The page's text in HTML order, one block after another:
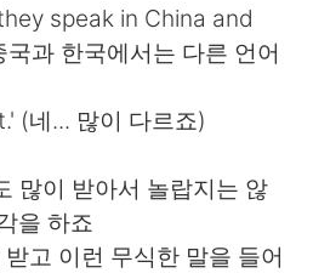
Türkçespeak in China and
과 한국에서는 다른 언어
(네... 많이 다르죠)
많이 받아서 놀랍지는 않
을 하죠
고 이런 무식한 말을 들어